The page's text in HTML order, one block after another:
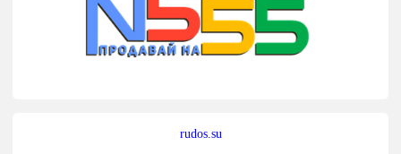
rudos.su